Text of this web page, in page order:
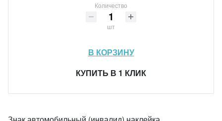
Количество
шт
В КОРЗИНУ
КУПИТЬ В 1 КЛИК